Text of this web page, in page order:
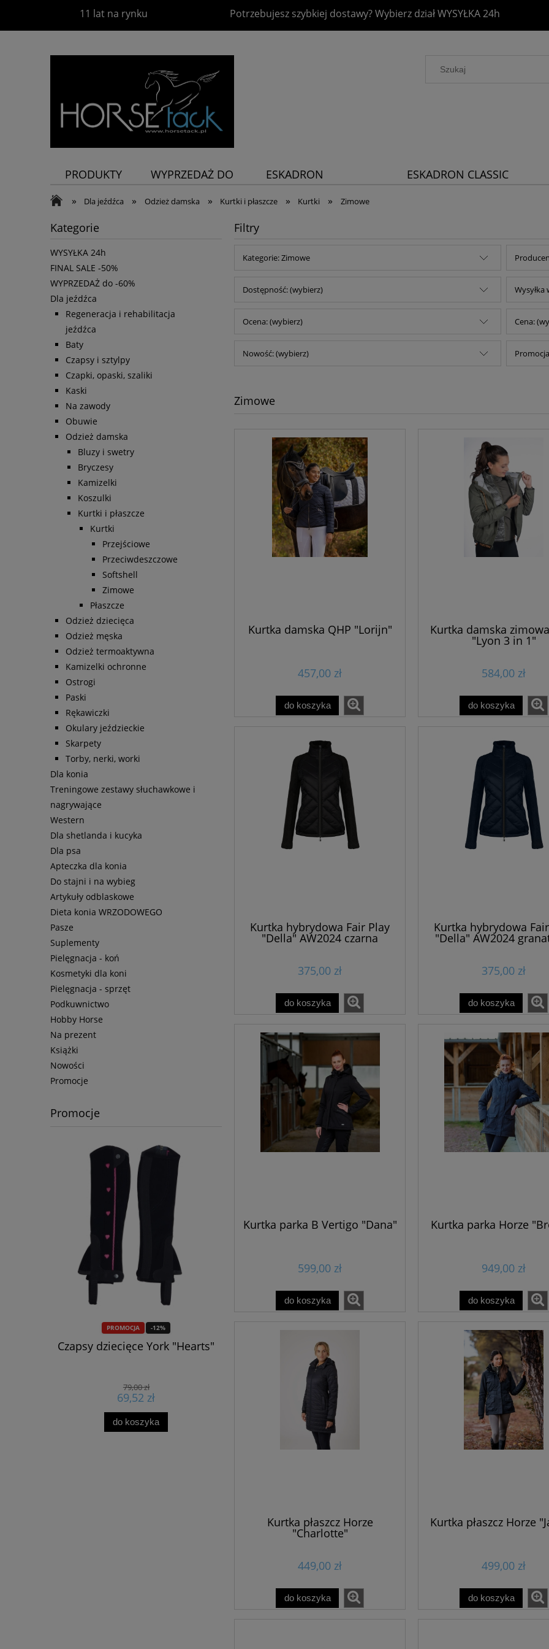
11 lat na rynku Potrzebujesz szybkiej dostawy? Wybierz działWYSYŁKA 24h
PRODUKTY
WYPRZEDAŻ DO
ESKADRON
ESKADRON CLASSIC
» Dla jeźdźca » Odzież damska » Kurtki i płaszcze » Kurtki » Zimowe
Kategorie
WYSYŁKA 24h
FINAL SALE -50%
WYPRZEDAŻ do -60%
Dla jeźdźca
Regeneracja i rehabilitacja
jeźdźca
Baty
Czapsy i sztylpy
Czapki, opaski, szaliki
Kaski
Na zawody
Obuwie
Odzież damska
Bluzy i swetry
Bryczesy
Kamizelki
Koszulki
Kurtki i płaszcze
Kurtki
Przejściowe
Przeciwdeszczowe
Softshell
Zimowe
Płaszcze
Odzież dziecięca
Odzież męska
Odzież termoaktywna
Kamizelki ochronne
Ostrogi
Paski
Rękawiczki
Okulary jeździeckie
Skarpety
Torby, nerki, worki
Dla konia
Treningowe zestawy słuchawkowe i
nagrywające
Western
Dla shetlanda i kucyka
Dla psa
Apteczka dla konia
Do stajni i na wybieg
Artykuły odblaskowe
Dieta konia WRZODOWEGO
Pasze
Suplementy
Pielęgnacja - koń
Kosmetyki dla koni
Pielęgnacja - sprzęt
Podkuwnictwo
Hobby Horse
Na prezent
Książki
Nowości
Promocje
Promocje
PROMOCJA -12%
Czapsy dziecięce York "Hearts"
79,00 zł
69,52 zł
do koszyka
Szczotka do głowy HORSEWARE
"Signature"
95,00 zł
80,75 zł
do koszyka
Plastron Fair Play "Nell"
jagodowy
149,00 zł
119,20 zł
do koszyka
Filtry
Kategorie: Zimowe
Dostępność: (wybierz) Wysyłka
Ocena: (wybierz) Cena:
Nowość: (wybierz)
Zimowe
Kurtka damska QHP "Lorijn"
457,00 zł
do koszyka
Kurtka damska
"Lyon 3 in 1"
584,00 zł
do koszyka
Kurtka hybrydowa Fair Play
"Della" AW2024 czarna
375,00 zł
do koszyka
Kurtka hybrydowa
"Della" AW2024
375,00 zł
do koszyka
Kurtka parka B Vertigo "Dana"
599,00 zł
do koszyka
Kurtka parka Horze
949,00 zł
do koszyka
Kurtka płaszcz Horze
"Charlotte"
449,00 zł
do koszyka
Kurtka płaszcz Horze
499,00 zł
do koszyka